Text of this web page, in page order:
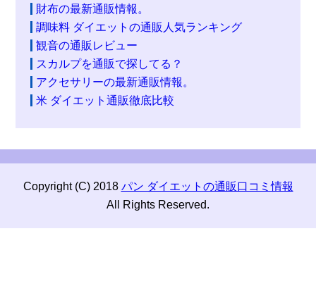
財布の最新通販情報。
調味料 ダイエットの通販人気ランキング
観音の通販レビュー
スカルプを通販で探してる？
アクセサリーの最新通販情報。
米 ダイエット通販徹底比較
Copyright (C) 2018 パン ダイエットの通販口コミ情報
All Rights Reserved.